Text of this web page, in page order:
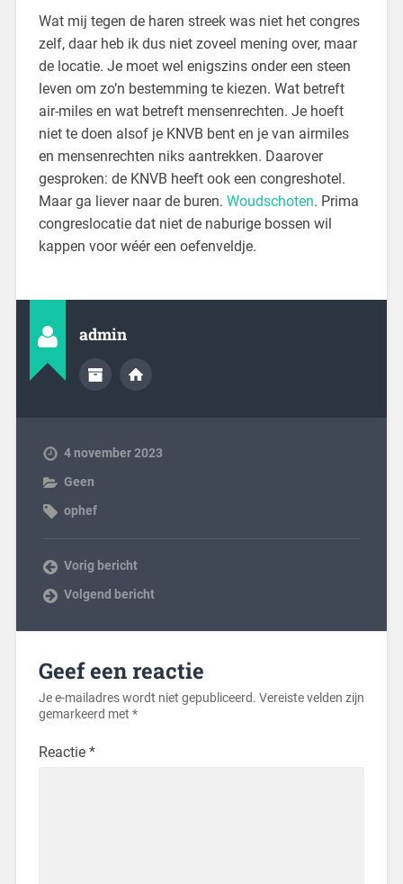
Wat mij tegen de haren streek was niet het congres
zelf, daar heb ik dus niet zoveel mening over, maar
de locatie. Je moet wel enigszins onder een steen
leven om zo’n bestemming te kiezen. Wat betreft
air-miles en wat betreft mensenrechten. Je hoeft
niet te doen alsof je KNVB bent en je van airmiles
en mensenrechten niks aantrekken. Daarover
gesproken: de KNVB heeft ook een congreshotel.
Maar ga liever naar de buren. Woudschoten. Prima
congreslocatie dat niet de naburige bossen wil
kappen voor wéér een oefenveldje.
admin
4 november 2023
Geen
ophef
Vorig bericht
Volgend bericht
Geef een reactie
Je e-mailadres wordt niet gepubliceerd. Vereiste velden zijn
gemarkeerd met *
Reactie *